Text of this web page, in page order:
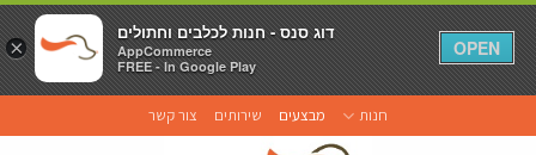
to
חנות מבצעים שירותים צור קשר
×
דוג סנס - חנות לכלבים וחתולים
AppCommerce
FREE - In Google Play
OPEN
×
דוג סנס - חנות לכלבים וחתולים
AppCommerce
FREE - In Google Play
OPEN